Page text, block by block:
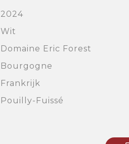
2024
Wit
Domaine Eric Forest
Bourgogne
Frankrijk
Pouilly-Fuissé